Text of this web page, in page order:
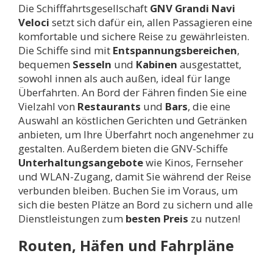
Die Schifffahrtsgesellschaft GNV Grandi Navi
Veloci setzt sich dafür ein, allen Passagieren eine
komfortable und sichere Reise zu gewährleisten.
Die Schiffe sind mit Entspannungsbereichen,
bequemen Sesseln und Kabinen ausgestattet,
sowohl innen als auch außen, ideal für lange
Überfahrten. An Bord der Fähren finden Sie eine
Vielzahl von Restaurants und Bars, die eine
Auswahl an köstlichen Gerichten und Getränken
anbieten, um Ihre Überfahrt noch angenehmer zu
gestalten. Außerdem bieten die GNV-Schiffe
Unterhaltungsangebotewie Kinos, Fernseher
und WLAN-Zugang, damit Sie während der Reise
verbunden bleiben. Buchen Sie im Voraus, um
sich die besten Plätze an Bord zu sichern und alle
Dienstleistungen zum besten Preis zu nutzen!
Routen, Häfen und Fahrpläne